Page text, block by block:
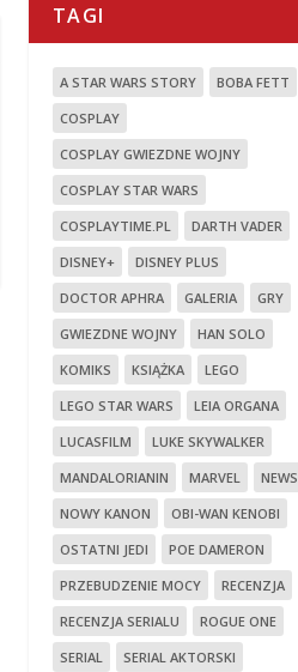
TAGI
A STAR WARS STORY
BOBA FETT
COSPLAY
COSPLAY GWIEZDNE WOJNY
COSPLAY STAR WARS
COSPLAYTIME.PL
DARTH VADER
DISNEY+
DISNEY PLUS
DOCTOR APHRA
GALERIA
GRY
GWIEZDNE WOJNY
HAN SOLO
KOMIKS
KSIĄŻKA
LEGO
LEGO STAR WARS
LEIA ORGANA
LUCASFILM
LUKE SKYWALKER
MANDALORIANIN
MARVEL
NEWS
NOWY KANON
OBI-WAN KENOBI
OSTATNI JEDI
POE DAMERON
PRZEBUDZENIE MOCY
RECENZJA
RECENZJA SERIALU
ROGUE ONE
SERIAL
SERIAL AKTORSKI